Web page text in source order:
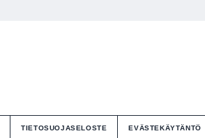
TIETOSUOJASELOSTE EVÄSTEKÄYTÄNTÖ